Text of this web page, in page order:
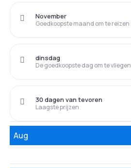
Goedkoopste maand om te reizen
November
De goedkoopste dag om te vliegen
dinsdag
Laagste prijzen
30 dagen van tevoren
Aug